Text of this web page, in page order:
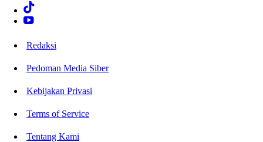
Redaksi
Pedoman Media Siber
Kebijakan Privasi
Terms of Service
Tentang Kami